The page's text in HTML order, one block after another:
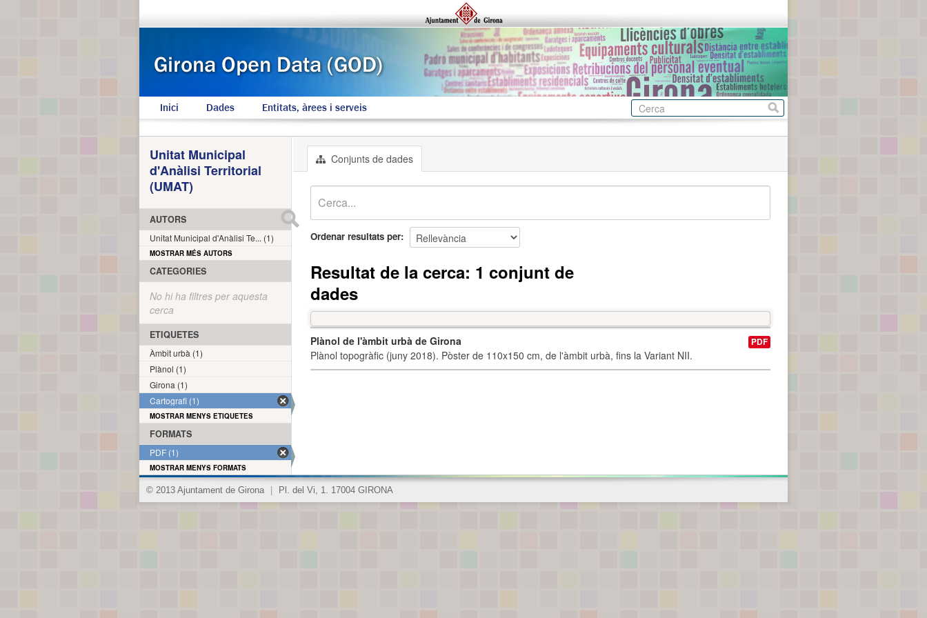
Inici Dades Entitats, àrees i serveis
Conjunts de dades
Ordenar resultats per
Resultat de la cerca: 1 conjunt de
dades
Plànol de l'àmbit urbà de Girona
Plànol topogràfic (juny 2018). Pòster de 110x150 cm, de l'àmbit urbà, fins la Variant NII.
PDF
Unitat Municipal
d'Anàlisi Territorial
(UMAT)
AUTORS
Unitat Municipal d'Anàlisi Te... (1)
MOSTRAR MÉS AUTORS
CATEGORIES
No hi ha filtres per aquesta
cerca
ETIQUETES
Àmbit urbà (1)
Plànol (1)
Girona (1)
Cartografi (1)
MOSTRAR MENYS ETIQUETES
FORMATS
PDF (1)
MOSTRAR MENYS FORMATS
© 2013 Ajuntament de Girona Pl. del Vi, 1. 17004 GIRONA